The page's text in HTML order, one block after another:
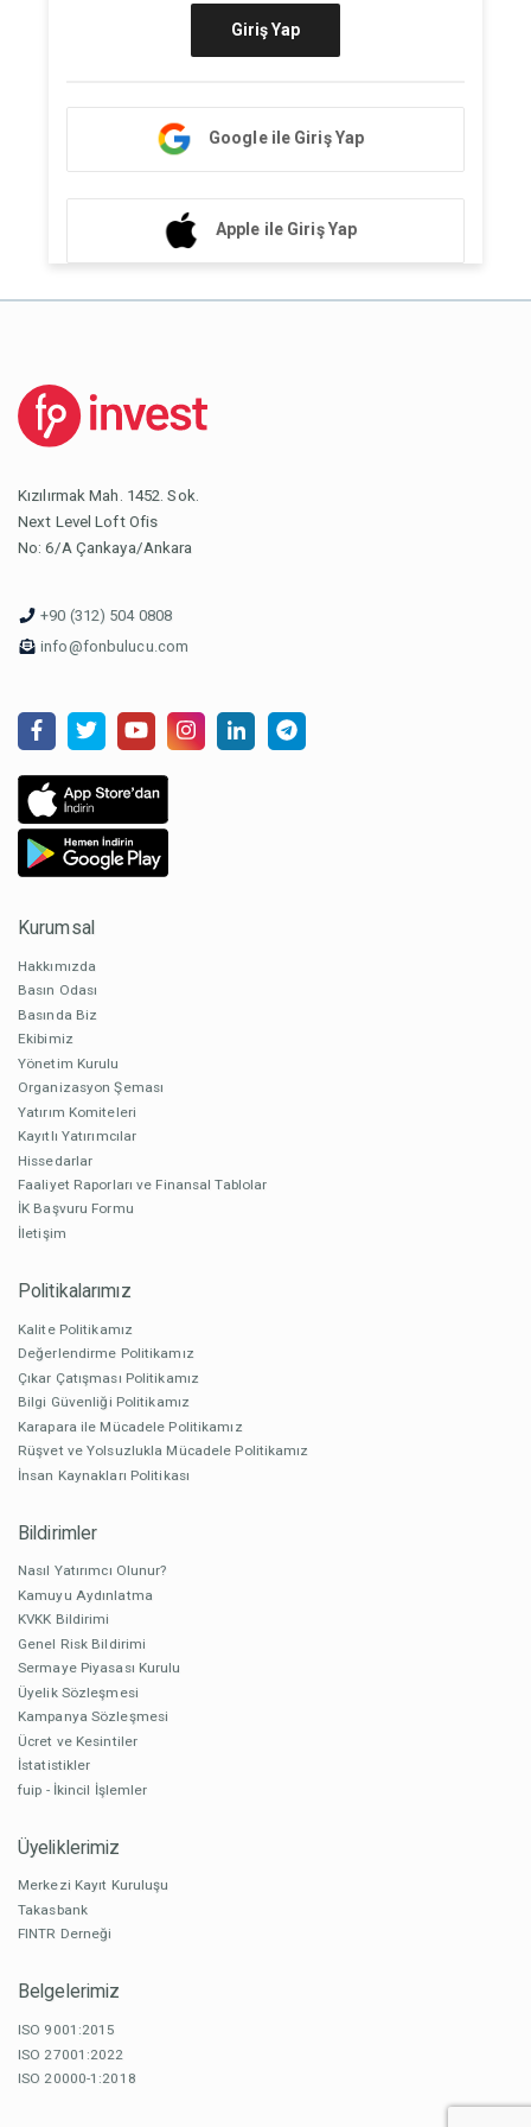
Giriş Yap
Google ile Giriş Yap
Apple ile Giriş Yap
Kızılırmak Mah. 1452. Sok.
Next Level Loft Ofis
No: 6/A Çankaya/Ankara
+90 (312) 504 0808
info@fonbulucu.com
Kurumsal
Hakkımızda
Basın Odası
Basında Biz
Ekibimiz
Yönetim Kurulu
Organizasyon Şeması
Yatırım Komiteleri
Kayıtlı Yatırımcılar
Hissedarlar
Faaliyet Raporları ve Finansal Tablolar
İK Başvuru Formu
İletişim
Politikalarımız
Kalite Politikamız
Değerlendirme Politikamız
Çıkar Çatışması Politikamız
Bilgi Güvenliği Politikamız
Karapara ile Mücadele Politikamız
Rüşvet ve Yolsuzlukla Mücadele Politikamız
İnsan Kaynakları Politikası
Bildirimler
Nasıl Yatırımcı Olunur?
Kamuyu Aydınlatma
KVKK Bildirimi
Genel Risk Bildirimi
Sermaye Piyasası Kurulu
Üyelik Sözleşmesi
Kampanya Sözleşmesi
Ücret ve Kesintiler
İstatistikler
fuip - İkincil İşlemler
Üyeliklerimiz
Merkezi Kayıt Kuruluşu
Takasbank
FINTR Derneği
Belgelerimiz
ISO 9001:2015
ISO 27001:2022
ISO 20000-1:2018